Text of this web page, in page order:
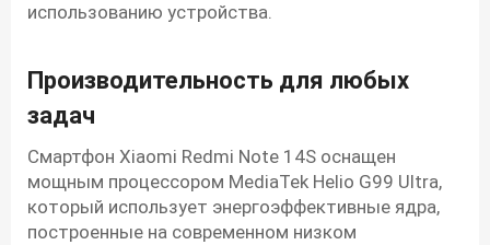
использованию устройства.
Производительность для любых
задач
Смартфон Xiaomi Redmi Note 14S оснащен
мощным процессором MediaTek Helio G99 Ultra,
который использует энергоэффективные ядра,
построенные на современном низком